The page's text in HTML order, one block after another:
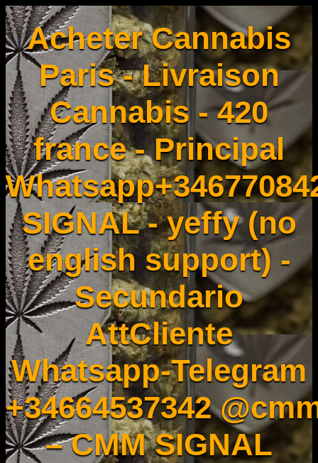
Acheter Cannabis
Paris - Livraison
Cannabis - 420
france - Principal
SIGNAL - yeffy (no
english support) -
Secundario
AttCliente
Whatsapp-Telegram
+34664537342
– CMM SIGNAL